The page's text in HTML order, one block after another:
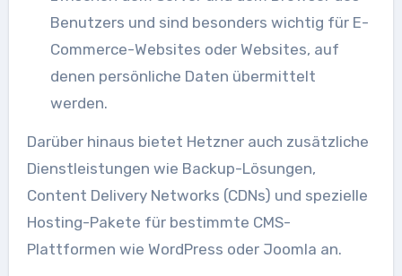
Benutzers und sind besonders wichtig für E-
Commerce-Websites oder Websites, auf
denen persönliche Daten übermittelt
werden.
Darüber hinaus bietet Hetzner auch zusätzliche
Dienstleistungen wie Backup-Lösungen,
Content Delivery Networks (CDNs) und spezielle
Hosting-Pakete für bestimmte CMS-
Plattformen wie WordPress oder Joomla an.